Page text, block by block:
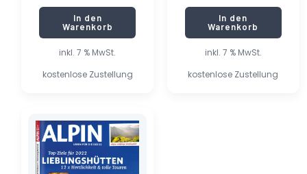
inkl. 7 % MwSt.
kostenlose Zustellung
In den
Warenkorb
inkl. 7 % MwSt.
kostenlose Zustellung
In den
Warenkorb
Preis
war:
6,90 €
Preis
ist:
1,05 €.